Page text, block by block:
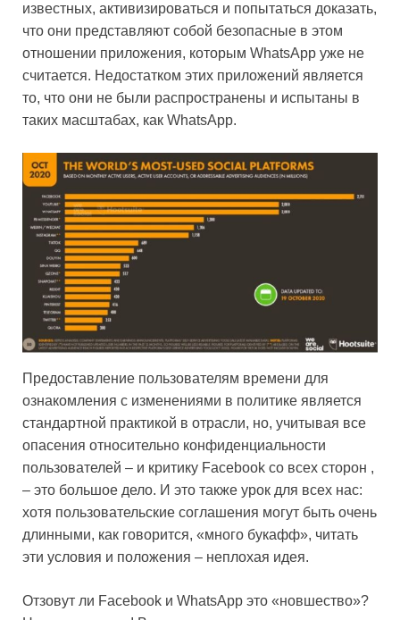
известных, активизироваться и попытаться доказать,
что они представляют собой безопасные в этом
отношении приложения, которым WhatsApp уже не
считается. Недостатком этих приложений является
то, что они не были распространены и испытаны в
таких масштабах, как WhatsApp.
Предоставление пользователям времени для
ознакомления с изменениями в политике является
стандартной практикой в отрасли, но, учитывая все
опасения относительно конфиденциальности
пользователей – и критику Facebook со всех сторон ,
– это большое дело. И это также урок для всех нас:
хотя пользовательские соглашения могут быть очень
длинными, как говорится, «много букафф», читать
эти условия и положения – неплохая идея.
Отзовут ли Facebook и WhatsApp это «новшество»?